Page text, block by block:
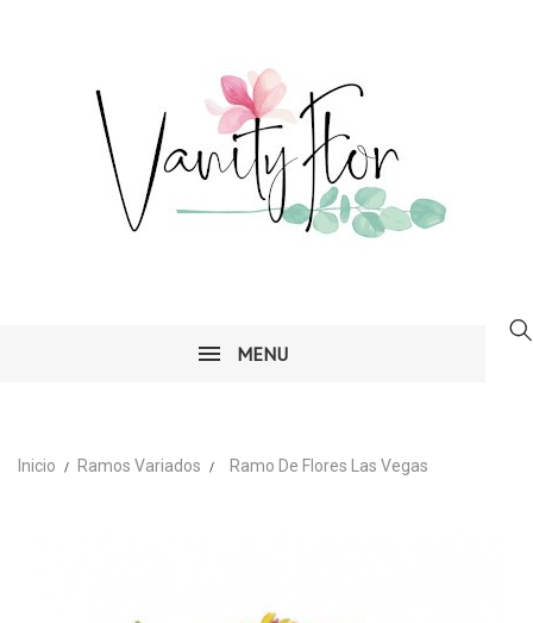
MENU
Inicio Ramos Variados Ramo De Flores Las Vegas